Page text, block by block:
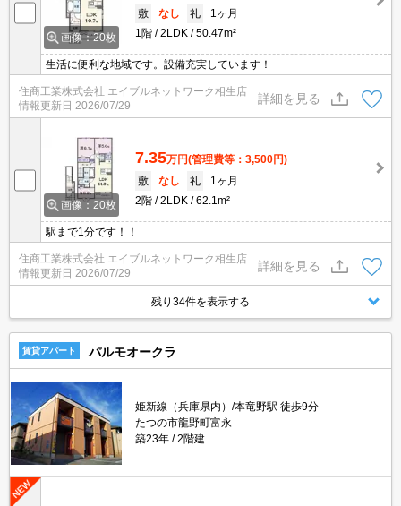
画像：20枚
敷
なし 礼
1ヶ月
1階
2LDK 50.47m²
生活に便利な地域です。設備充実しています！
住商工業株式会社 エイブルネットワーク相生店
情報更新日 2026/07/29
詳細を見る
画像：20枚
7.35万円(管理費等：3,500円)
敷
なし 礼
1ヶ月
2階
2LDK 62.1m²
駅まで1分です！！
住商工業株式会社 エイブルネットワーク相生店
情報更新日 2026/07/29
詳細を見る
残り34件を表示する
賃貸アパート パルモオークラ
姫新線（兵庫県内）/本竜野駅 徒歩9分
たつの市龍野町富永
築23年
2階建